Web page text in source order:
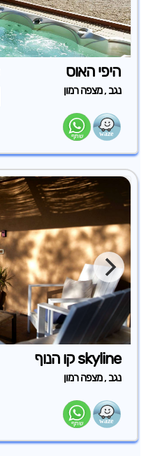
היפי האוס
נגב,מצפה רמון
skyline קו הנוף
נגב,מצפה רמון